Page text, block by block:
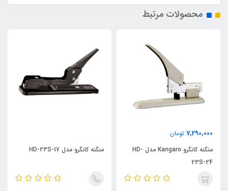
محصولات مرتبط
7,290,000 تومان
منگنه کانگرو Kangaro مدل HD-
23S-24
منگنه کانگرو مدل HD-23S-17